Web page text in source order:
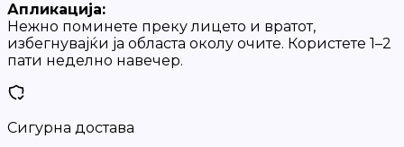
Апликација:
Нежно поминете преку лицето и вратот,
избегнувајќи ја областа околу очите. Користете 1–2
пати неделно навечер.
Сигурна достава